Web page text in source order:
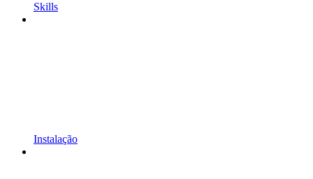
Skills
Instalação